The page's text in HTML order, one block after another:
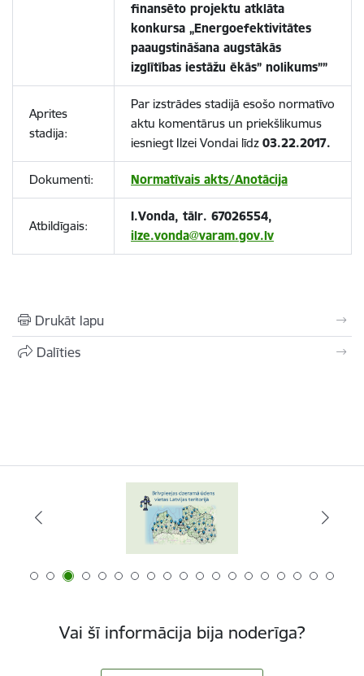
finansēto projektu atklāta
konkursa „Energoefektivitātes
paaugstināšana augstākās
izglītības iestāžu ēkās” nolikums””
Aprites
stadija:
Par izstrādes stadijā esošo normatīvo
aktu komentārus un priekšlikumus
iesniegt Ilzei Vondai līdz 03.22.2017.
Dokumenti: Normatīvais akts/Anotācija
Atbildīgais:
I.Vonda, tālr. 67026554,
ilze.vonda@varam.gov.lv
Drukāt lapu
Dalīties
Vai šī informācija bija noderīga?